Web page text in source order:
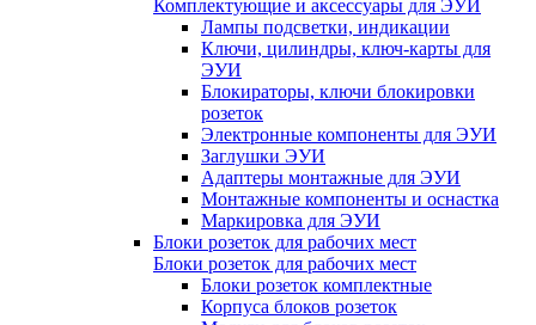
Комплектующие и аксессуары для ЭУИ
Лампы подсветки, индикации
Ключи, цилиндры, ключ-карты для
ЭУИ
Блокираторы, ключи блокировки
розеток
Электронные компоненты для ЭУИ
Заглушки ЭУИ
Адаптеры монтажные для ЭУИ
Монтажные компоненты и оснастка
Маркировка для ЭУИ
Блоки розеток для рабочих мест
Блоки розеток для рабочих мест
Блоки розеток комплектные
Корпуса блоков розеток